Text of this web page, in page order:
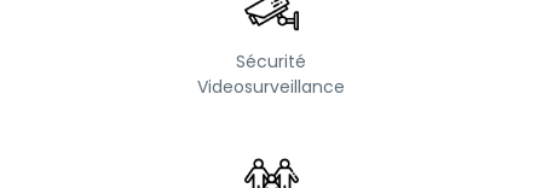
Sécurité
Videosurveillance